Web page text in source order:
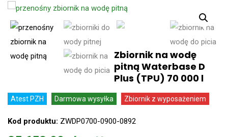
Zbiornik na wodę
pitną Waterbase D
Plus (TPU) 70 000 l
Atest PZH Darmowa wysyłka Zbiornik z wyposażeniem
Kod produktu: ZWDP0700-0900-0892